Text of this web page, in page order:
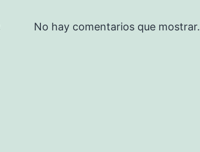
No hay comentarios que mostrar.